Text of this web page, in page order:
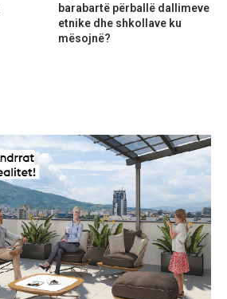
barabartë përballë dallimeve
etnike dhe shkollave ku
mësojnë?